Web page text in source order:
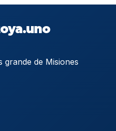
grande de Misiones